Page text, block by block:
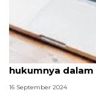
Mengumbar
hukumnya dalam
16 September 2024